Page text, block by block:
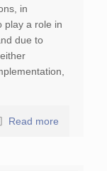
in
play a role in
due to
Read more